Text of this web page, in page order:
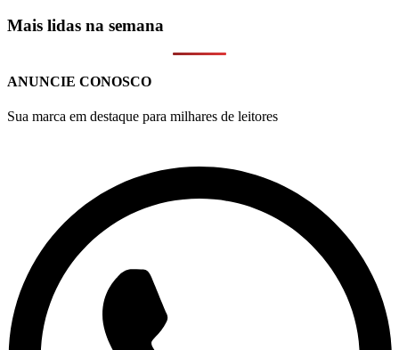
Mais lidas na semana
ANUNCIE CONOSCO
Sua marca em destaque para milhares de leitores